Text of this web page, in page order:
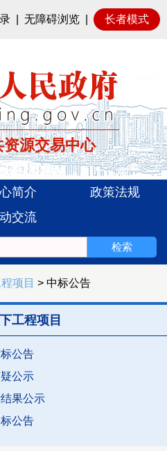
无障碍浏览 长者模式
源交易中心
简介
政策法规
交流
项目 > 中标公告
工程项目
公告
公示
果公示
公告